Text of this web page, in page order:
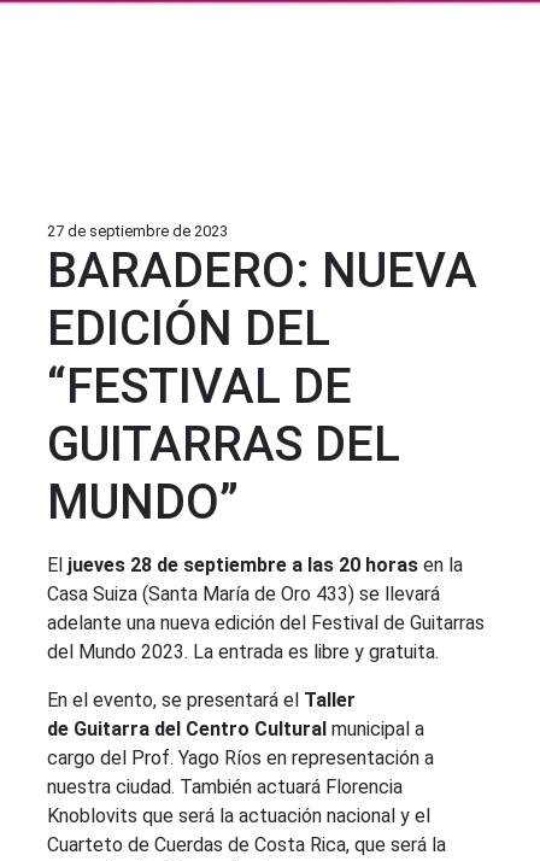
27 de septiembre de 2023
BARADERO: NUEVA
EDICIÓN DEL
“FESTIVAL DE
GUITARRAS DEL
MUNDO”
El jueves 28 de septiembre a las 20 horas en la
Casa Suiza (Santa María de Oro 433) se llevará
adelante una nueva edición del Festival de Guitarras
del Mundo 2023. La entrada es libre y gratuita.
En el evento, se presentará el Taller
de Guitarra del Centro Cultural municipal a
cargo del Prof. Yago Ríos en representación a
nuestra ciudad. También actuará Florencia
Knoblovits que será la actuación nacional y el
Cuarteto de Cuerdas de Costa Rica, que será la